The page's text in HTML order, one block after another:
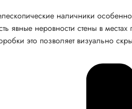
наличники
явные неровности стены в
это позволяет визуально